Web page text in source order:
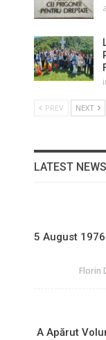
PREV NEXT
LATEST NEWS
5 August
Florin
A Apărut